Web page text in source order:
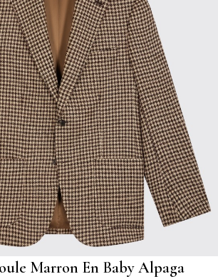
Marron En Baby Alpaga